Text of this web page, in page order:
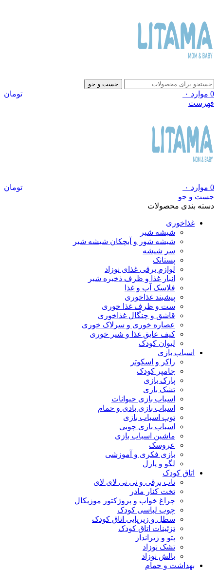
جست و جو
0 موارد ۰
تومان
فهرست
0 موارد ۰
تومان
جست و جو
دسته بندی محصولات
غذاخوری
شیشه شیر
شیشه ‌شور و آبچکان شیشه‌ شیر
سر شیشه
پستانک
لوازم برقی غذای نوزاد
انبار غذا و ظرف ذخیره شیر
فلاسک آب و غذا
پیشبند غذاخوری
ست و ظرف غذا خوری
قاشق و چنگال غذاخوری
عصاره خوری و سرلاک خوری
کیف عایق غذا و شیر خوری
لیوان کودک
اسباب بازی
راکر و اسکوتر
جامپر کودک
پارک بازی
تشک بازی
اسباب بازی حیوانات
اسباب بازی بادی و حمام
توپ اسباب بازی
اسباب بازی چوبی
ماشین اسباب بازی
عروسک
بازی فکری و آموزشی
لگو و پازل
اتاق کودک
تاب برقی و نی نی لای لای
تخت کنار مادر
چراغ خواب و پروژکتور موزیکال
چوب لباسی کودک
سطل و زیرپایی اتاق کودک
تزئینات اتاق کودک
پتو و زیرانداز
تشک نوزاد
بالش نوزاد
بهداشت و حمام